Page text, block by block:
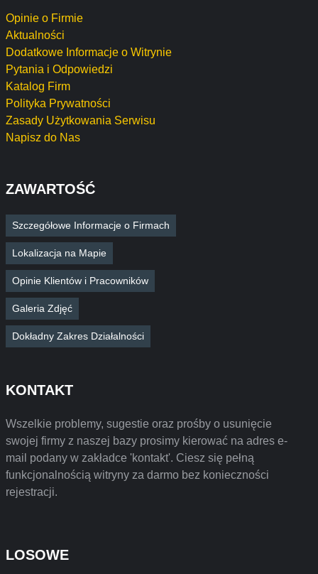
Opinie o Firmie
Aktualności
Dodatkowe Informacje o Witrynie
Pytania i Odpowiedzi
Katalog Firm
Polityka Prywatności
Zasady Użytkowania Serwisu
Napisz do Nas
ZAWARTOŚĆ
Szczegółowe Informacje o Firmach
Lokalizacja na Mapie
Opinie Klientów i Pracowników
Galeria Zdjęć
Dokładny Zakres Działalności
KONTAKT
Wszelkie problemy, sugestie oraz prośby o usunięcie
swojej firmy z naszej bazy prosimy kierować na adres e-
mail podany w zakładce 'kontakt'. Ciesz się pełną
funkcjonalnością witryny za darmo bez konieczności
rejestracji.
LOSOWE